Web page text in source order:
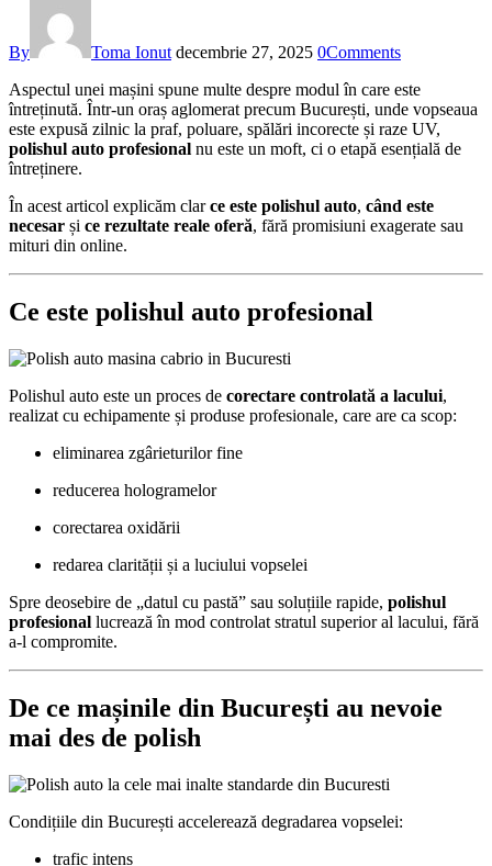
By Toma Ionut decembrie 27, 2025 0Comments
Aspectul unei mașini spune multe despre modul în care este
întreținută. Într-un oraș aglomerat precum București, unde vopseaua
este expusă zilnic la praf, poluare, spălări incorecte și raze UV,
polishul auto profesional nu este un moft, ci o etapă esențială de
întreținere.
În acest articol explicăm clarce este polishul auto, când este
necesar și ce rezultate reale oferă, fără promisiuni exagerate sau
mituri din online.
Ce este polishul auto profesional
Polishul auto este un proces de corectare controlată a lacului,
realizat cu echipamente și produse profesionale, care are ca scop:
eliminarea zgârieturilor fine
reducerea hologramelor
corectarea oxidării
redarea clarității și a luciului vopselei
Spre deosebire de „datul cu pastă” sau soluțiile rapide, polishul
profesional lucrează în mod controlat stratul superior al lacului, fără
a-l compromite.
De ce mașinile din București au nevoie
mai des de polish
Condițiile din București accelerează degradarea vopselei:
trafic intens